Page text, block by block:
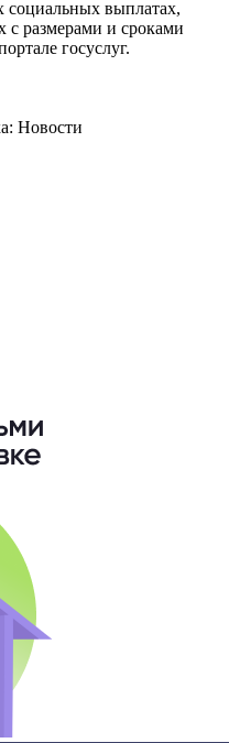
социальных выплатах,
с размерами и сроками
госуслуг.
Новости